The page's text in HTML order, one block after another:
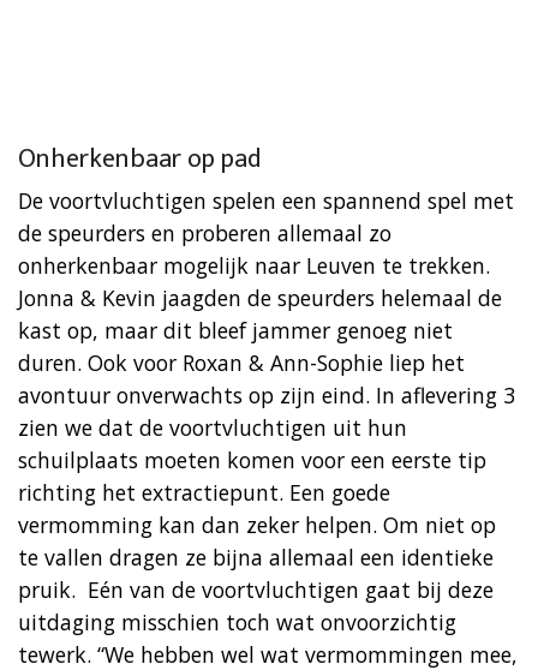
Onherkenbaar op pad
De voortvluchtigen spelen een spannend spel met
de speurders en proberen allemaal zo
onherkenbaar mogelijk naar Leuven te trekken.
Jonna & Kevin jaagden de speurders helemaal de
kast op, maar dit bleef jammer genoeg niet
duren. Ook voor Roxan & Ann-Sophie liep het
avontuur onverwachts op zijn eind. In aflevering 3
zien we dat de voortvluchtigen uit hun
schuilplaats moeten komen voor een eerste tip
richting het extractiepunt. Een goede
vermomming kan dan zeker helpen. Om niet op
te vallen dragen ze bijna allemaal een identieke
pruik. ​ Eén van de voortvluchtigen gaat bij deze
uitdaging misschien toch wat onvoorzichtig
tewerk. “We hebben wel wat vermommingen mee,